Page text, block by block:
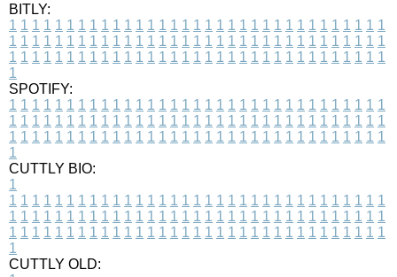
BITLY:
1 1 1 1 1 1 1 1 1 1 1 1 1 1 1 1 1 1 1 1 1 1 1 1 1 1 1 1 1 1 1 1 1
1 1 1 1 1 1 1 1 1 1 1 1 1 1 1 1 1 1 1 1 1 1 1 1 1 1 1 1 1 1 1 1 1
1 1 1 1 1 1 1 1 1 1 1 1 1 1 1 1 1 1 1 1 1 1 1 1 1 1 1 1 1 1 1 1 1
1
SPOTIFY:
1 1 1 1 1 1 1 1 1 1 1 1 1 1 1 1 1 1 1 1 1 1 1 1 1 1 1 1 1 1 1 1 1
1 1 1 1 1 1 1 1 1 1 1 1 1 1 1 1 1 1 1 1 1 1 1 1 1 1 1 1 1 1 1 1 1
1 1 1 1 1 1 1 1 1 1 1 1 1 1 1 1 1 1 1 1 1 1 1 1 1 1 1 1 1 1 1 1 1
1
CUTTLY BIO:
1
1 1 1 1 1 1 1 1 1 1 1 1 1 1 1 1 1 1 1 1 1 1 1 1 1 1 1 1 1 1 1 1 1
1 1 1 1 1 1 1 1 1 1 1 1 1 1 1 1 1 1 1 1 1 1 1 1 1 1 1 1 1 1 1 1 1
1 1 1 1 1 1 1 1 1 1 1 1 1 1 1 1 1 1 1 1 1 1 1 1 1 1 1 1 1 1 1 1 1
1
CUTTLY OLD: